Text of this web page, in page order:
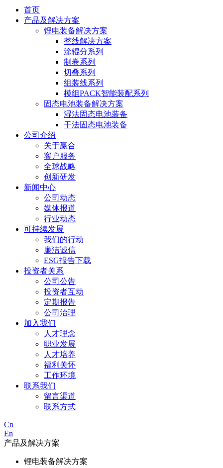
首页
产品及解决方案
锂电装备解决方案
整线解决方案
涂辊分系列
制卷系列
切叠系列
组装线系列
模组PACK智能装配系列
固态电池装备解决方案
湿法固态电池装备
干法固态电池装备
公司介绍
关于赢合
客户服务
全球战略
创新研发
新闻中心
公司动态
媒体报道
行业动态
可持续发展
我们的行动
廉洁诚信
ESG报告下载
投资者关系
公司公告
投资者互动
定期报告
公司治理
加入我们
人才理念
职业发展
人才培养
福利关怀
工作环境
联系我们
留言渠道
联系方式
Cn
En
产品及解决方案
锂电装备解决方案